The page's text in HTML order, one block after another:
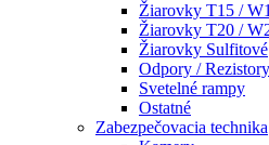
Žiarovky T15 /
Žiarovky T20 /
Žiarovky Sulfitové
Odpory / Rezistory
Svetelné rampy
Ostatné
Zabezpečovacia technika